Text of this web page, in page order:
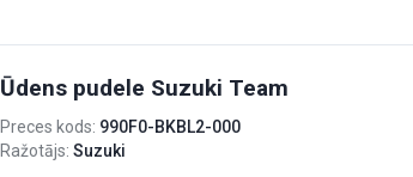
Ūdens pudele Suzuki Team
Preces kods: 990F0-BKBL2-000
Ražotājs: Suzuki